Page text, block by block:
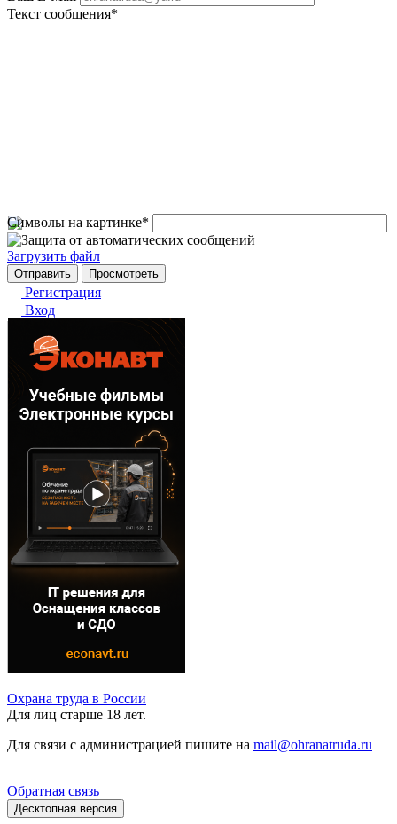
Текст сообщения*
Символы на картинке*
Загрузить файл
Регистрация
Вход
Охрана труда в России
Для лиц старше 18 лет.
Для связи с администрацией пишите на mail@ohranatruda.ru
Обратная связь
Десктопная версия